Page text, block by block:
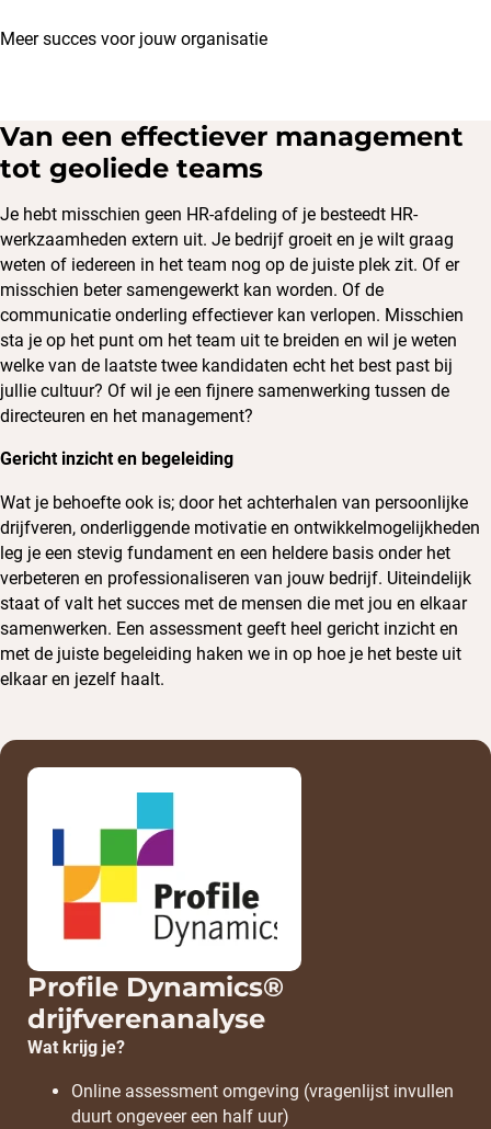
Meer succes voor jouw organisatie
Van een effectiever management
tot geoliede teams
Je hebt misschien geen HR-afdeling of je besteedt HR-
werkzaamheden extern uit. Je bedrijf groeit en je wilt graag
weten of iedereen in het team nog op de juiste plek zit. Of er
misschien beter samengewerkt kan worden. Of de
communicatie onderling effectiever kan verlopen. Misschien
sta je op het punt om het team uit te breiden en wil je weten
welke van de laatste twee kandidaten echt het best past bij
jullie cultuur? Of wil je een fijnere samenwerking tussen de
directeuren en het management?
Gericht inzicht en begeleiding
Wat je behoefte ook is; door het achterhalen van persoonlijke
drijfveren, onderliggende motivatie en ontwikkelmogelijkheden
leg je een stevig fundament en een heldere basis onder het
verbeteren en professionaliseren van jouw bedrijf. Uiteindelijk
staat of valt het succes met de mensen die met jou en elkaar
samenwerken. Een assessment geeft heel gericht inzicht en
met de juiste begeleiding haken we in op hoe je het beste uit
elkaar en jezelf haalt.
Profile Dynamics®
drijfverenanalyse
Wat krijg je?
Online assessment omgeving (vragenlijst invullen
duurt ongeveer een half uur)